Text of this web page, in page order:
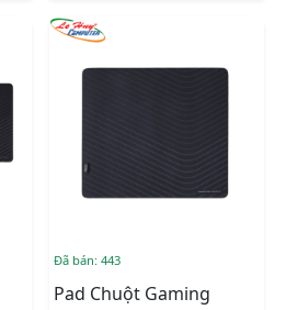
Đã bán: 443
Pad Chuột Gaming